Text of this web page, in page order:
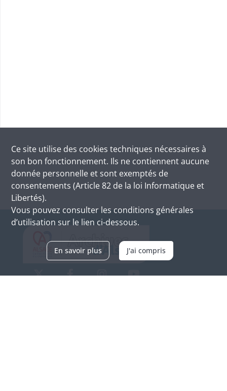
Ce site utilise des cookies techniques nécessaires à
son bon fonctionnement. Ils ne contiennent aucune
donnée personnelle et sont exemptés de
consentements (Article 82 de la loi Informatique et
Libertés).
Vous pouvez consulter les conditions générales
d’utilisation sur le lien ci-dessous.
En savoir plus J'ai compris